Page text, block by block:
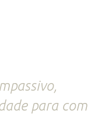
para com